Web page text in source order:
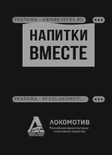
РЕКЛАМА • ABINBEVEFES.RU
РЕКЛАМА • RFSOLOKOMOTIV.RU